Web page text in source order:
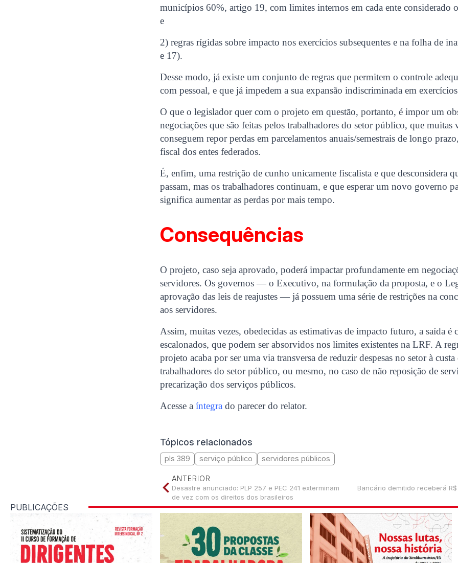
municípios 60%, artigo 19, com limites internos em cada ente considerado
e
2) regras rígidas sobre impacto nos exercícios subsequentes e na folha de
e 17).
Desse modo, já existe um conjunto de regras que permitem o controle
com pessoal, e que já impedem a sua expansão indiscriminada em
O que o legislador quer com o projeto em questão, portanto, é impor um
negociações que são feitas pelos trabalhadores do setor público, que muitas
conseguem repor perdas em parcelamentos anuais/semestrais de longo
fiscal dos entes federados.
É, enfim, uma restrição de cunho unicamente fiscalista e que desconsidera
passam, mas os trabalhadores continuam, e que esperar um novo governo
significa aumentar as perdas por mais tempo.
Consequências
O projeto, caso seja aprovado, poderá impactar profundamente em
servidores. Os governos — o Executivo, na formulação da proposta, e o
aprovação das leis de reajustes — já possuem uma série de restrições na
aos servidores.
Assim, muitas vezes, obedecidas as estimativas de impacto futuro, a saída é
escalonados, que podem ser absorvidos nos limites existentes na LRF. A
projeto acaba por ser uma via transversa de reduzir despesas no setor à
trabalhadores do setor público, ou mesmo, no caso de não reposição de
precarização dos serviços públicos.
Acesse aíntegra do parecer do relator.
Tópicos relacionados
pls 389 serviço público servidores públicos
Bancário demitido receberá
ANTERIOR
Desastre anunciado: PLP 257 e PEC 241 exterminam
de vez com os direitos dos brasileiros
PUBLICAÇÕES